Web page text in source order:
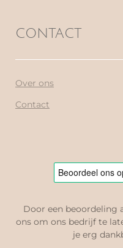
CONTACT
Over ons
Contact
Door een beoordeling
ons om ons bedrijf te
je erg